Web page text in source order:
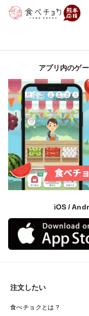
アプリ内のゲ
iOS /
注文したい
食べチョクとは？